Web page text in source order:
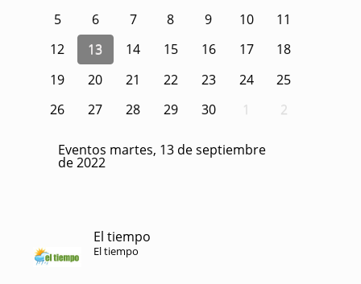
5
6 7 8 9 10
11
12
13 14 15 16 17
18
19
20 21 22 23 24
25
26
27 28 29 30 1 2
Eventos martes, 13 de septiembre
de 2022
El tiempo
El tiempo